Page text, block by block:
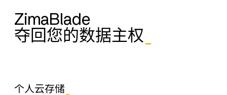
ZimaBlade
夺回您的数据主权
个人云存储